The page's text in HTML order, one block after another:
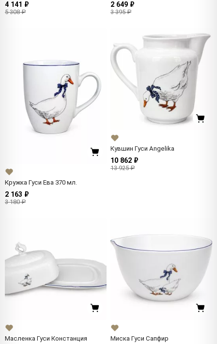
4 141 ₽
5 308 ₽
2 649 ₽
3 395 ₽
Кружка Гуси Ева 370 мл.
2 163 ₽
3 180 ₽
Кувшин Гуси Angelika
10 862 ₽
13 925 ₽
Масленка Гуси Констанция Миска Гуси Сапфир